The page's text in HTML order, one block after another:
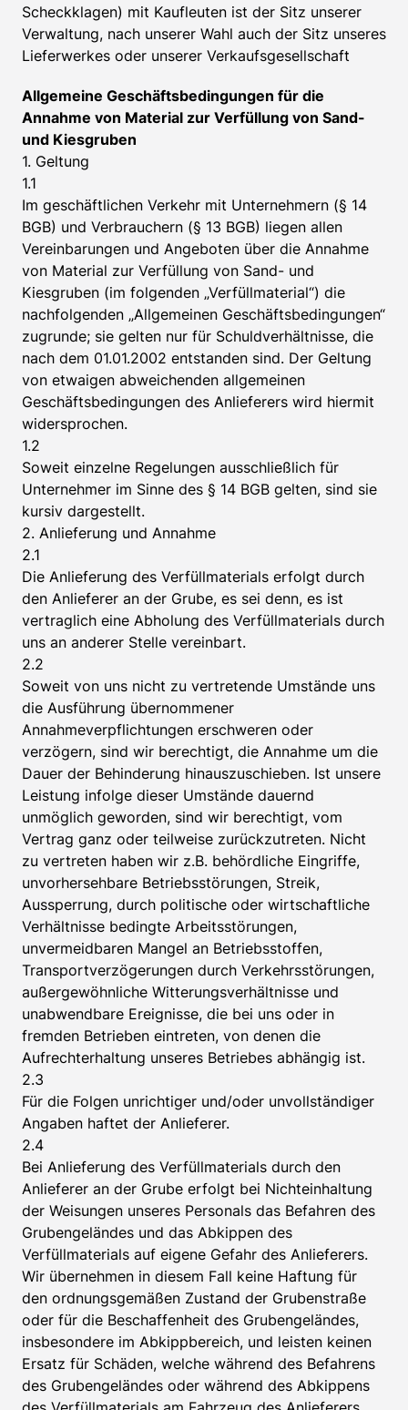
Scheckklagen) mit Kaufleuten ist der Sitz unserer
Verwaltung, nach unserer Wahl auch der Sitz unseres
Lieferwerkes oder unserer Verkaufsgesellschaft
Allgemeine Geschäftsbedingungen für die
Annahme von Material zur Verfüllung von Sand-
und Kiesgruben
1. Geltung
1.1
Im geschäftlichen Verkehr mit Unternehmern (§ 14
BGB) und Verbrauchern (§ 13 BGB) liegen allen
Vereinbarungen und Angeboten über die Annahme
von Material zur Verfüllung von Sand- und
Kiesgruben (im folgenden „Verfüllmaterial“) die
nachfolgenden „Allgemeinen Geschäftsbedingungen“
zugrunde; sie gelten nur für Schuldverhältnisse, die
nach dem 01.01.2002 entstanden sind. Der Geltung
von etwaigen abweichenden allgemeinen
Geschäftsbedingungen des Anlieferers wird hiermit
widersprochen.
1.2
Soweit einzelne Regelungen ausschließlich für
Unternehmer im Sinne des § 14 BGB gelten, sind sie
kursiv dargestellt.
2. Anlieferung und Annahme
2.1
Die Anlieferung des Verfüllmaterials erfolgt durch
den Anlieferer an der Grube, es sei denn, es ist
vertraglich eine Abholung des Verfüllmaterials durch
uns an anderer Stelle vereinbart.
2.2
Soweit von uns nicht zu vertretende Umstände uns
die Ausführung übernommener
Annahmeverpflichtungen erschweren oder
verzögern, sind wir berechtigt, die Annahme um die
Dauer der Behinderung hinauszuschieben. Ist unsere
Leistung infolge dieser Umstände dauernd
unmöglich geworden, sind wir berechtigt, vom
Vertrag ganz oder teilweise zurückzutreten. Nicht
zu vertreten haben wir z.B. behördliche Eingriffe,
unvorhersehbare Betriebsstörungen, Streik,
Aussperrung, durch politische oder wirtschaftliche
Verhältnisse bedingte Arbeitsstörungen,
unvermeidbaren Mangel an Betriebsstoffen,
Transportverzögerungen durch Verkehrsstörungen,
außergewöhnliche Witterungsverhältnisse und
unabwendbare Ereignisse, die bei uns oder in
fremden Betrieben eintreten, von denen die
Aufrechterhaltung unseres Betriebes abhängig ist.
2.3
Für die Folgen unrichtiger und/oder unvollständiger
Angaben haftet der Anlieferer.
2.4
Bei Anlieferung des Verfüllmaterials durch den
Anlieferer an der Grube erfolgt bei Nichteinhaltung
der Weisungen unseres Personals das Befahren des
Grubengeländes und das Abkippen des
Verfüllmaterials auf eigene Gefahr des Anlieferers.
Wir übernehmen in diesem Fall keine Haftung für
den ordnungsgemäßen Zustand der Grubenstraße
oder für die Beschaffenheit des Grubengeländes,
insbesondere im Abkippbereich, und leisten keinen
Ersatz für Schäden, welche während des Befahrens
des Grubengeländes oder während des Abkippens